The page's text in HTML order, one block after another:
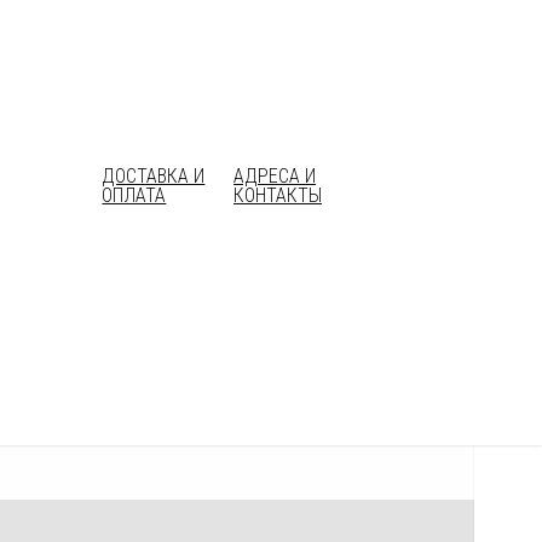
ДОСТАВКА И
ОПЛАТА
АДРЕСА И
КОНТАКТЫ
и величия, говорит сам за себя. Это